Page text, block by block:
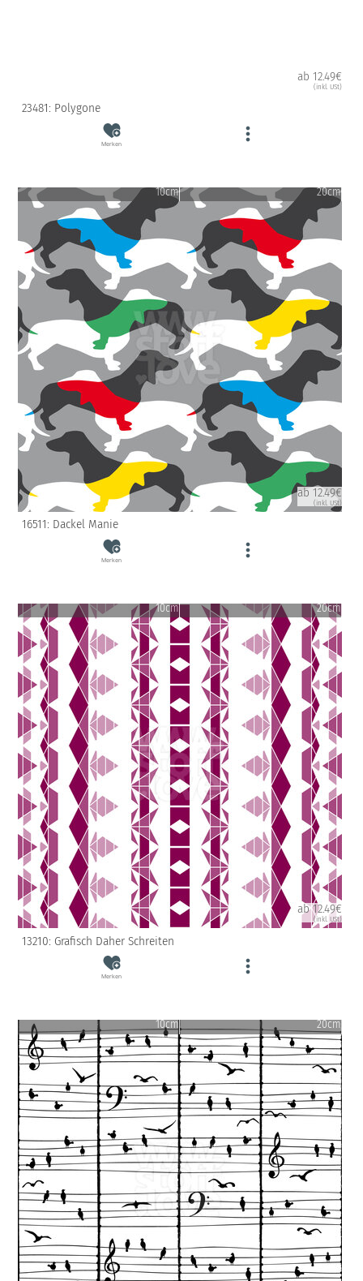
ab 12.49€
(inkl. USt)
23481: Polygone
Merken
10cm 20cm
ab 12.49€
(inkl. USt)
16511: Dackel Manie
Merken
10cm 20cm
ab 12.49€
(inkl. USt)
13210: Grafisch Daher Schreiten
Merken
10cm 20cm